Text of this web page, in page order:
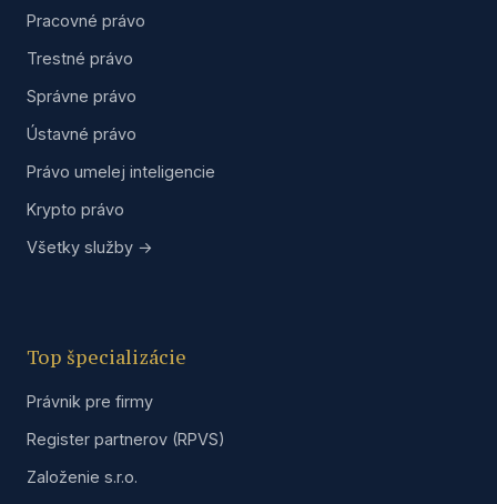
Pracovné právo
Trestné právo
Správne právo
Ústavné právo
Právo umelej inteligencie
Krypto právo
Všetky služby →
Top špecializácie
Právnik pre firmy
Register partnerov (RPVS)
Založenie s.r.o.